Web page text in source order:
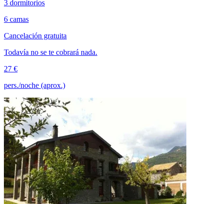
3 dormitorios
6 camas
Cancelación gratuita
Todavía no se te cobrará nada.
27 €
pers./noche (aprox.)